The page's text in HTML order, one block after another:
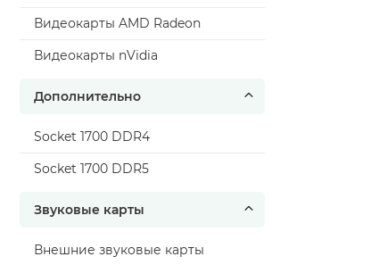
Видеокарты AMD Radeon
Видеокарты nVidia
Дополнительно
Socket 1700 DDR4
Socket 1700 DDR5
Звуковые карты
Внешние звуковые карты